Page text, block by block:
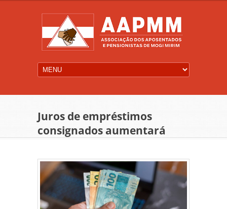
Juros de empréstimos
consignados aumentará